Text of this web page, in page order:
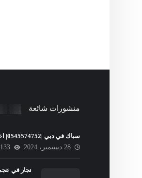
منشورات شائعة
سباك في دبي |0545574752| اعمال سباكة في دبي
28 ديسمبر، 2024
133